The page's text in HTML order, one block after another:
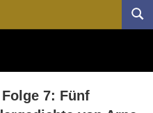
7: Fünf